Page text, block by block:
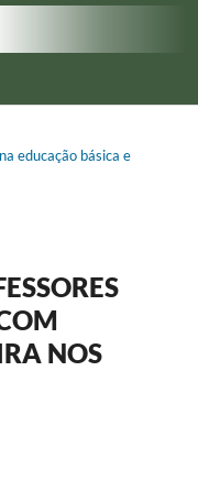
educação básica e
NOS